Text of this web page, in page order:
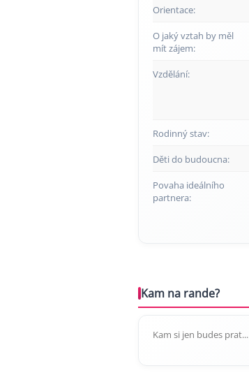
Orientace:
O jaký vztah by měl
mít zájem:
Vzdělání:
Rodinný stav:
Děti do budoucna:
Povaha ideálního
partnera:
Kam na rande?
Kam si jen budes prat...